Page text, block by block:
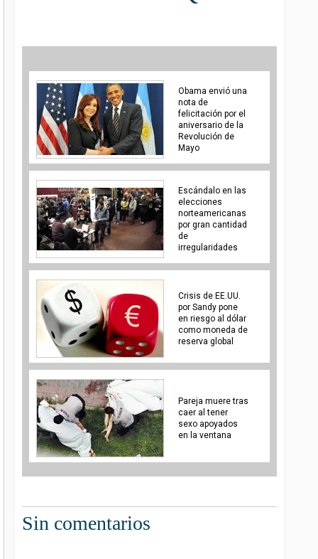
Obama envió una
nota de
felicitación por el
aniversario de la
Revolución de
Mayo
Escándalo en las
elecciones
norteamericanas
por gran cantidad
de
irregularidades
Crisis de EE.UU.
por Sandy pone
en riesgo al dólar
como moneda de
reserva global
Pareja muere tras
caer al tener
sexo apoyados
en la ventana
Sin comentarios